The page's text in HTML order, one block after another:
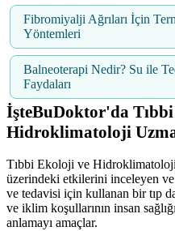
Fibromiyalji Ağrıları İçin
Yöntemleri
Balneoterapi Nedir? Su ile
Faydaları
İşteBuDoktor'da
Hidroklimatoloji
Tıbbi Ekoloji ve
üzerindeki etkilerini inceleyen
ve tedavisi için kullanan bir tıp
ve iklim koşullarının insan
anlamayı amaçlar.